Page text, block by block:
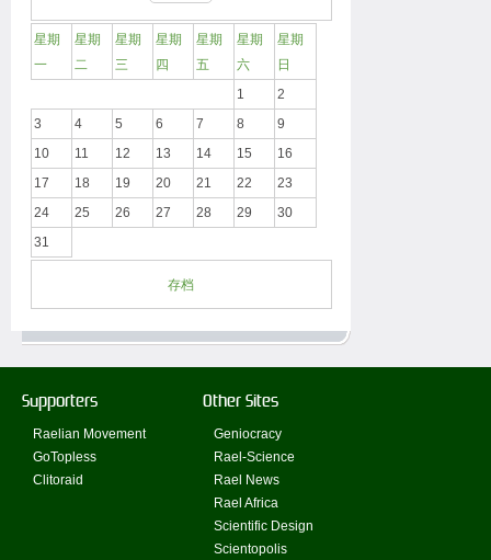
星期
一
星期
二
星期
三
星期
四
星期
五
星期
六
星期
日
1
2
3
4 5 6 7 8
9
10
11 12 13 14 15
16
17
18 19 20 21 22
23
24
25 26 27 28 29
30
31
存档
Supporters
Raelian Movement
GoTopless
Clitoraid
Other Sites
Geniocracy
Rael-Science
Rael News
Rael Africa
Scientific Design
Scientopolis